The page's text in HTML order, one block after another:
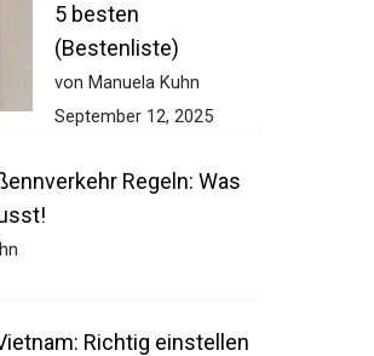
5 besten
(Bestenliste)
von Manuela Kuhn
September 12, 2025
Regeln: Was
Richtig einstellen